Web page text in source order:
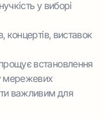
у виборі
концертів, виставок
встановлення
мережевих
важливим для